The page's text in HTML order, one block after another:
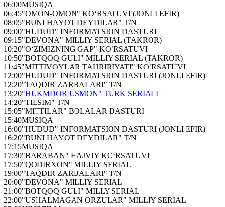
06:00MUSIQA
06:45"OMON-OMON" KO‘RSATUVI (JONLI EFIR)
08:05"BUNI HAYOT DEYDILAR" T/N
09:00"HUDUD" INFORMATSION DASTURI
09:15"DEVONA" MILLIY SERIAL (TAKROR)
10:20"O‘ZIMIZNING GAP" KO‘RSATUVI
10:50"BOTQOQ GULI" MILLIY SERIAL (TAKROR)
11:45"MITTIVOYLAR TAHRIRIYATI" KO‘RSATUVI
12:00"HUDUD" INFORMATSION DASTURI (JONLI EFIR)
12:20"TAQDIR ZARBALARI" T/N
13:20"HUKMDOR USMON" TURK SERIALI
14:20"TILSIM" T/N
15:05"MITTILAR" BOLALAR DASTURI
15:40MUSIQA
16:00"HUDUD" INFORMATSION DASTURI (JONLI EFIR)
16:20"BUNI HAYOT DEYDILAR" T/N
17:15MUSIQA
17:30"BARABAN" HAJVIY KO‘RSATUVI
17:50"QODIRXON" MILLIY SERIAL
19:00"TAQDIR ZARBALARI" T/N
20:00"DEVONA" MILLIY SERIAL
21:00"BOTQOQ GULI" MILLY SERIAL
22:00"USHALMAGAN ORZULAR" MILLIY SERIAL